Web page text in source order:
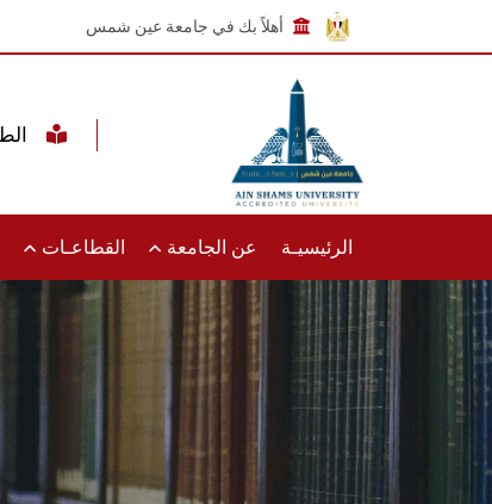
أهلاً بك في جامعة عين شمس
الرئيسيـة عن الجامعة القطاعـات